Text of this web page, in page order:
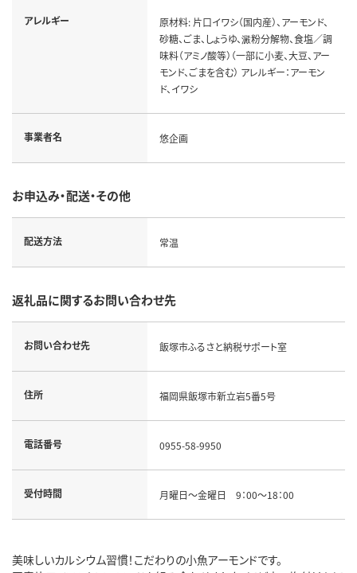
アレルギー
原材料: 片口イワシ（国内産）、アーモンド、
砂糖、ごま、しょうゆ、澱粉分解物、食塩／調
味料（アミノ酸等）（一部に小麦、大豆、アー
モンド、ごまを含む） アレルギー：アーモン
ド、イワシ
事業者名 悠企画
お申込み・配送・その他
配送方法 常温
返礼品に関するお問い合わせ先
お問い合わせ先 飯塚市ふるさと納税サポート室
住所 福岡県飯塚市新立岩5番5号
電話番号 0955-58-9950
受付時間 月曜日～金曜日 9：00～18：00
美味しいカルシウム習慣！こだわりの小魚アーモンドです。